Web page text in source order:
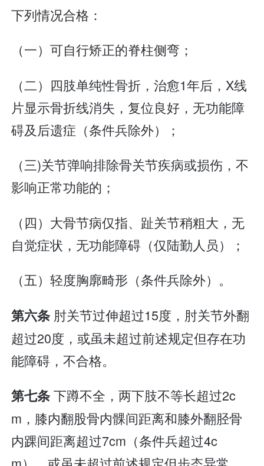
下列情况合格：
（一）可自行矫正的脊柱侧弯；
（二）四肢单纯性骨折，治愈1年后，X线
片显示骨折线消失，复位良好，无功能障
碍及后遗症（条件兵除外）；
（三)关节弹响排除骨关节疾病或损伤，不
影响正常功能的；
（四）大骨节病仅指、趾关节稍粗大，无
自觉症状，无功能障碍（仅陆勤人员）；
（五）轻度胸廓畸形（条件兵除外）。
第六条 肘关节过伸超过15度，肘关节外翻
超过20度，或虽未超过前述规定但存在功
能障碍，不合格。
第七条下蹲不全，两下肢不等长超过2c
m，膝内翻股骨内髁间距离和膝外翻胫骨
内踝间距离超过7cm（条件兵超过4c